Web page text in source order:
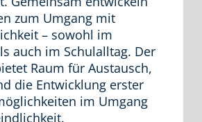
zum Umgang mit
– sowohl im
auch im Schulalltag. Der
Raum für Austausch,
die Entwicklung erster
im Umgang